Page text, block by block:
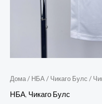
Дома/ НБА / Чикаго Булс /
НБА, Чикаго Булс